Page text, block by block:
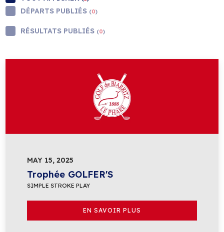
DÉPARTS PUBLIÉS (0)
RÉSULTATS PUBLIÉS (0)
MAY 15, 2025
Trophée GOLFER'S
SIMPLE STROKE PLAY
EN SAVOIR PLUS